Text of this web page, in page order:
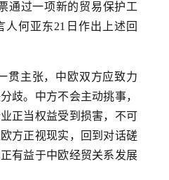
通过一项新的贸易保护工
何亚东21日作出上述回
贯主张，中欧双方应致力
歧。中方不会主动挑事，
正当权益受到损害，不可
方正视现实，回到对话磋
有益于中欧经贸关系发展